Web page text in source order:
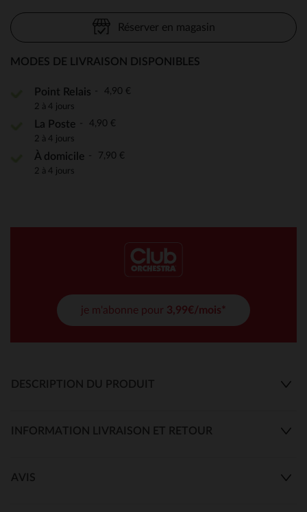
Réserver en magasin
MODES DE LIVRAISON DISPONIBLES
Point Relais 4,90 €
2 à 4 jours
La Poste 4,90 €
2 à 4 jours
À domicile 7,90 €
2 à 4 jours
je m'abonne pour 3,99€/mois*
DESCRIPTION DU PRODUIT
INFORMATION LIVRAISON ET RETOUR
AVIS